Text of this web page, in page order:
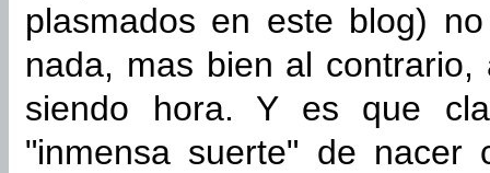
plasmados en este blog)
nada, mas bien al
siendo hora. Y es que
"inmensa suerte" de